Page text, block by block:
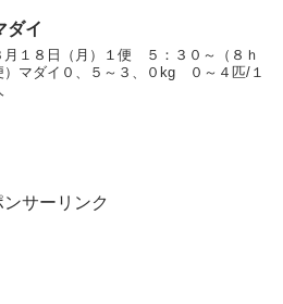
ダイ
月１８日（月）１便 ５：３０～（８ｈ
）マダイ０、５～３、０kg ０～４匹/１
ンサーリンク